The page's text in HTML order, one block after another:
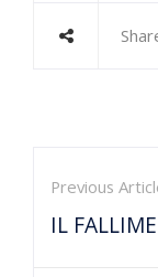
Previous
IL